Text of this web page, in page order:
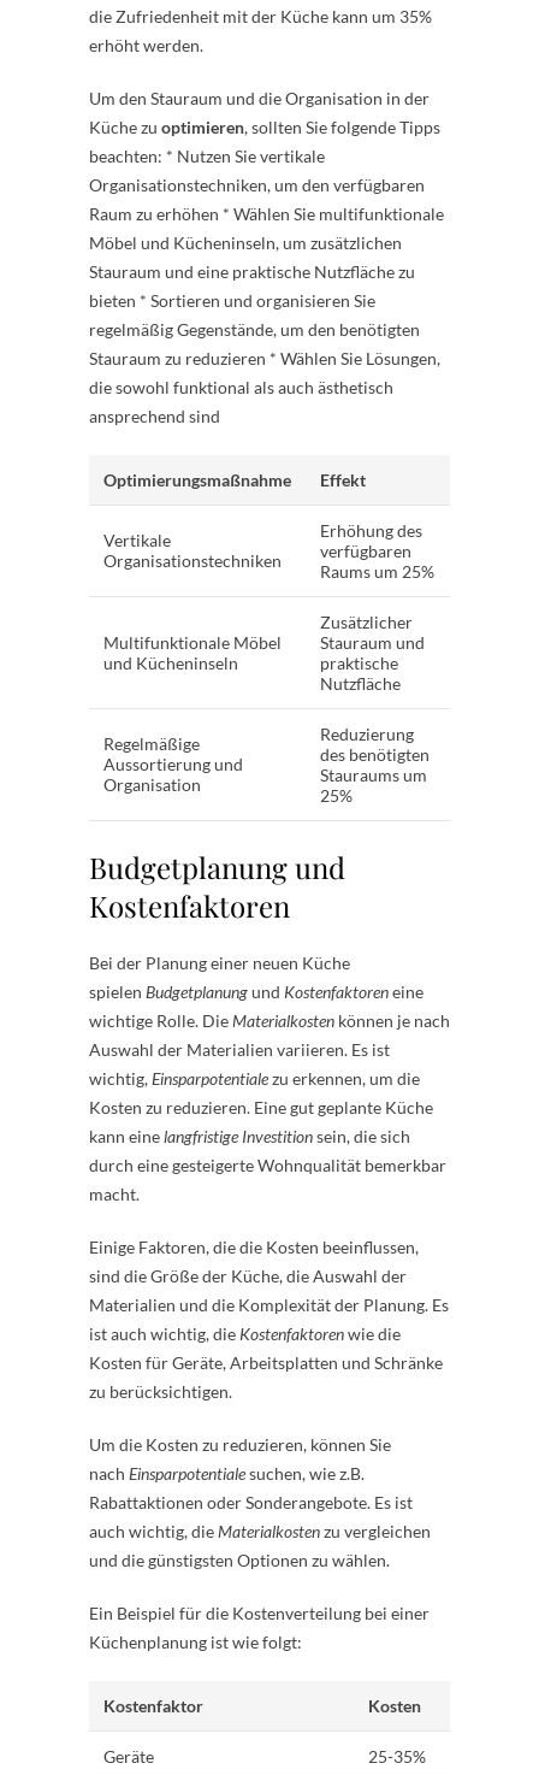
die Zufriedenheit mit der Küche kann um 35%
erhöht werden.
Um den Stauraum und die Organisation in der
Küche zu optimieren, sollten Sie folgende Tipps
beachten: * Nutzen Sie vertikale
Organisationstechniken, um den verfügbaren
Raum zu erhöhen * Wählen Sie multifunktionale
Möbel und Kücheninseln, um zusätzlichen
Stauraum und eine praktische Nutzfläche zu
bieten * Sortieren und organisieren Sie
regelmäßig Gegenstände, um den benötigten
Stauraum zu reduzieren * Wählen Sie Lösungen,
die sowohl funktional als auch ästhetisch
ansprechend sind
Optimierungsmaßnahme Effekt
Vertikale
Organisationstechniken
Erhöhung des
verfügbaren
Raums um 25%
Multifunktionale Möbel
und Kücheninseln
Zusätzlicher
Stauraum und
praktische
Nutzfläche
Regelmäßige
Aussortierung und
Organisation
Reduzierung
des benötigten
Stauraums um
25%
Budgetplanung und
Kostenfaktoren
Bei der Planung einer neuen Küche
spielen Budgetplanungund Kostenfaktoreneine
wichtige Rolle. DieMaterialkosten können je nach
Auswahl der Materialien variieren. Es ist
wichtig,Einsparpotentialezu erkennen, um die
Kosten zu reduzieren. Eine gut geplante Küche
kann einelangfristige Investitionsein, die sich
durch eine gesteigerte Wohnqualität bemerkbar
macht.
Einige Faktoren, die die Kosten beeinflussen,
sind die Größe der Küche, die Auswahl der
Materialien und die Komplexität der Planung. Es
ist auch wichtig, dieKostenfaktorenwie die
Kosten für Geräte, Arbeitsplatten und Schränke
zu berücksichtigen.
Um die Kosten zu reduzieren, können Sie
nach Einsparpotentialesuchen, wie z.B.
Rabattaktionen oder Sonderangebote. Es ist
auch wichtig, dieMaterialkostenzu vergleichen
und die günstigsten Optionen zu wählen.
Ein Beispiel für die Kostenverteilung bei einer
Küchenplanung ist wie folgt:
Kostenfaktor Kosten
Geräte 25-35%